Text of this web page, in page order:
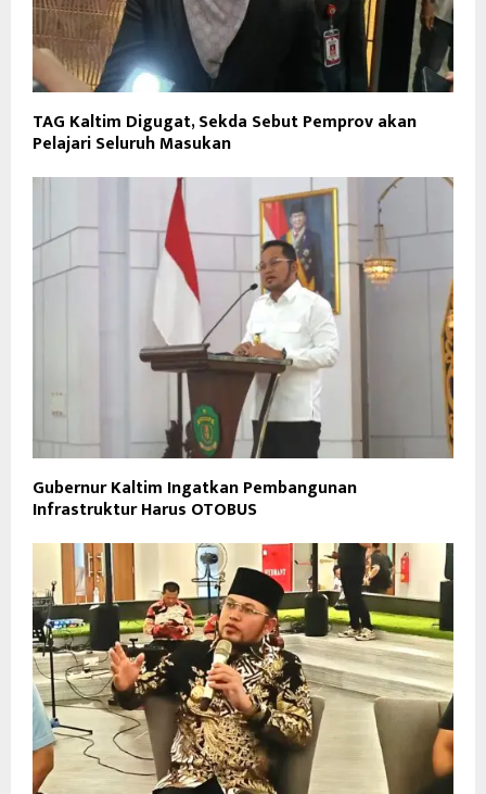
TAG Kaltim Digugat, Sekda Sebut Pemprov akan
Pelajari Seluruh Masukan
Gubernur Kaltim Ingatkan Pembangunan
Infrastruktur Harus OTOBUS